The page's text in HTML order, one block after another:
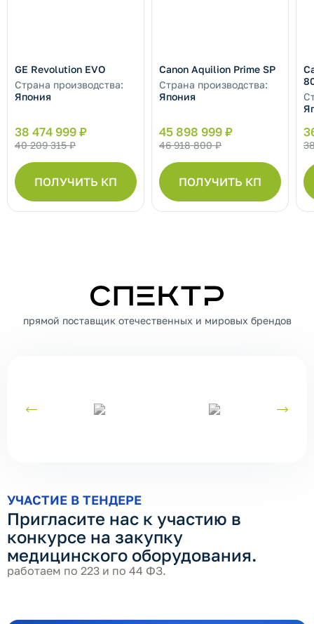
GE Revolution EVO
Страна производства:
Япония
38 474 999 ₽
40 209 315 ₽
ПОЛУЧИТЬ КП
Canon Aquilion Prime SP
Страна производства:
Япония
45 898 999 ₽
46 918 800 ₽
ПОЛУЧИТЬ КП
СПЕКТР
прямой поставщик отечественных и мировых брендов
УЧАСТИЕ В ТЕНДЕРЕ
Пригласите нас к участию в
конкурсе на закупку
медицинского оборудования.
работаем по 223 и по 44 ФЗ.